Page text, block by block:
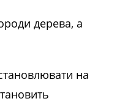
дерева, а
на